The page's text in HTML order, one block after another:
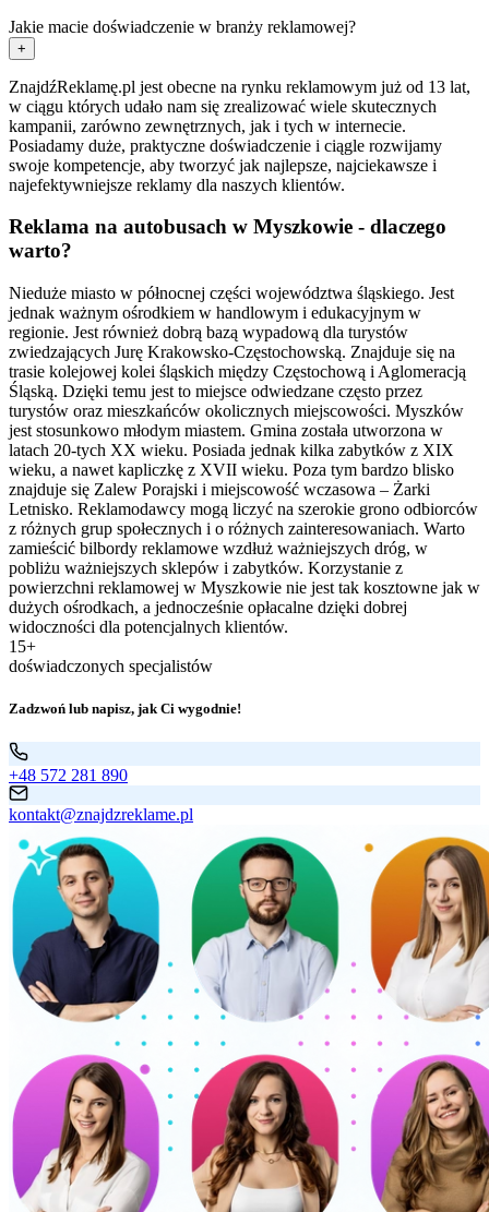
Jakie macie doświadczenie w branży reklamowej?
+
ZnajdźReklamę.pl jest obecne na rynku reklamowym już od 13 lat,
w ciągu których udało nam się zrealizować wiele skutecznych
kampanii, zarówno zewnętrznych, jak i tych w internecie.
Posiadamy duże, praktyczne doświadczenie i ciągle rozwijamy
swoje kompetencje, aby tworzyć jak najlepsze, najciekawsze i
najefektywniejsze reklamy dla naszych klientów.
Reklama na autobusach w Myszkowie - dlaczego
warto?
Nieduże miasto w północnej części województwa śląskiego. Jest
jednak ważnym ośrodkiem w handlowym i edukacyjnym w
regionie. Jest również dobrą bazą wypadową dla turystów
zwiedzających Jurę Krakowsko-Częstochowską. Znajduje się na
trasie kolejowej kolei śląskich między Częstochową i Aglomeracją
Śląską. Dzięki temu jest to miejsce odwiedzane często przez
turystów oraz mieszkańców okolicznych miejscowości. Myszków
jest stosunkowo młodym miastem. Gmina została utworzona w
latach 20-tych XX wieku. Posiada jednak kilka zabytków z XIX
wieku, a nawet kapliczkę z XVII wieku. Poza tym bardzo blisko
znajduje się Zalew Porajski i miejscowość wczasowa – Żarki
Letnisko. Reklamodawcy mogą liczyć na szerokie grono odbiorców
z różnych grup społecznych i o różnych zainteresowaniach. Warto
zamieścić bilbordy reklamowe wzdłuż ważniejszych dróg, w
pobliżu ważniejszych sklepów i zabytków. Korzystanie z
powierzchni reklamowej w Myszkowie nie jest tak kosztowne jak w
dużych ośrodkach, a jednocześnie opłacalne dzięki dobrej
widoczności dla potencjalnych klientów.
15+
doświadczonych specjalistów
Zadzwoń lub napisz, jak Ci wygodnie!
+48 572 281 890
kontakt@znajdzreklame.pl